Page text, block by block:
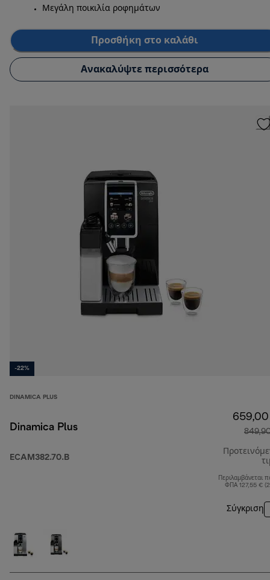
Μεγάλη ποικιλία ροφημάτων
Προσθήκη στο καλάθι
Ανακαλύψτε περισσότερα
-22%
DINAMICA PLUS
Dinamica Plus
ECAM382.70.B
Περιλαμβάνεται
ΦΠΑ 127,55 €
Σύγκριση